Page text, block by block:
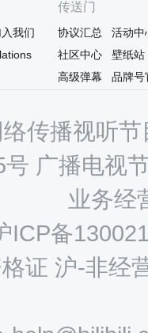
我们
传送门
协议汇总
活动中
社区中心
壁纸站
高级弹幕
品牌号
传播视听
号 广播电视
业务经
ICP备
证 沪-非经